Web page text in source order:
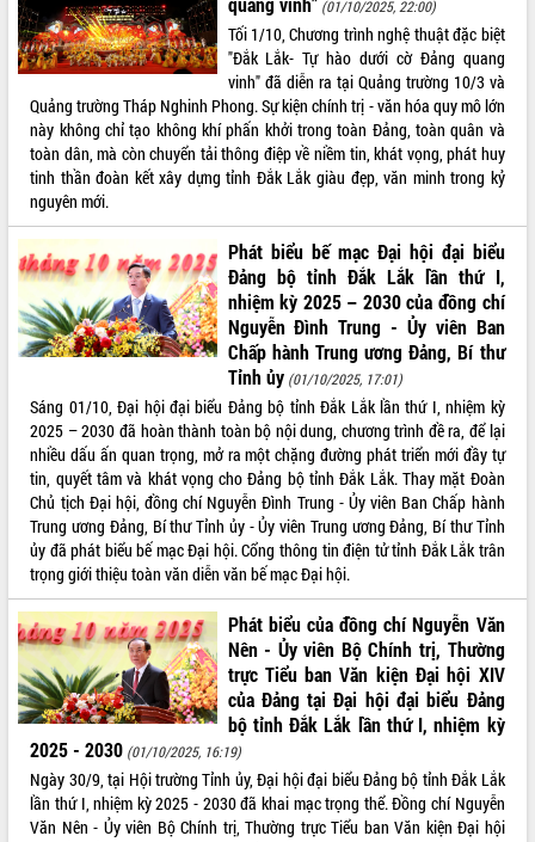
Tháo gỡ những vướng mắc, đẩy mạnh
công tác cải cách thủ tục hành chính
tại Trung tâm Phục vụ hành chính
công tỉnh
Đắk Lắk: Tôn vinh 46 giải pháp tại Hội
thi Sáng tạo Kỹ thuật 2024 - 2025
Đắk Lắk rà soát, điều chỉnh Đề án 190
về phát triển nuôi trồng thủy sản
Phó Chủ tịch UBND tỉnh Đắk Lắk
Trương Công Thái kiểm tra thực địa
Dự án cao tốc Khánh Hòa - Buôn Ma
Thuột
Định vị cà phê Việt Nam như một “di
sản sống” trong dòng chảy toàn cầu
Xây dựng nông thôn mới: Nâng cao đời
sống người dân từ những mô hình thiết
thực
Quyết liệt tháo gỡ vướng mắc, đẩy
nhanh tiến độ các dự án trọng điểm
trong Khu kinh tế Nam Phú Yên
Hòn Yến phát triển du lịch gắn với bảo
tồn biển
Lấy ý kiến điều chỉnh Quy hoạch tỉnh
Đắk Lắk thời kỳ 2021-2030, tầm nhìn
đến năm 2050
Phát động chiến dịch 30 ngày đêm
giải phóng mặt bằng Tuyến đường bộ
ven biển
Đắk Lắk nỗ lực thúc đẩy tăng trưởng
kinh tế từ 10% trở lên trong Quý
II/2026
Đắk Lắk ký kết thỏa thuận hợp tác về
(01/10/2025, 22:00)
Tối 1/10, Chương trình nghệ thuật đặc biệt
"Đắk Lắk- Tự hào dưới cờ Đảng quang
vinh" đã diễn ra tại Quảng trường 10/3 và
Quảng trường Tháp Nghinh Phong. Sự kiện chính trị - văn hóa quy mô lớn
này không chỉ tạo không khí phấn khởi trong toàn Đảng, toàn quân và
toàn dân, mà còn chuyển tải thông điệp về niềm tin, khát vọng, phát huy
tinh thần đoàn kết xây dựng tỉnh Đắk Lắk giàu đẹp, văn minh trong kỷ
nguyên mới.
Phát biểu bế mạc Đại hội đại biểu
Đảng bộ tỉnh Đắk Lắk lần thứ I,
nhiệm kỳ 2025 – 2030 của đồng chí
Nguyễn Đình Trung - Ủy viên Ban
Chấp hành Trung ương Đảng, Bí thư
Tỉnh ủy (01/10/2025, 17:01)
Sáng 01/10, Đại hội đại biểu Đảng bộ tỉnh Đắk Lắk lần thứ I, nhiệm kỳ
2025 – 2030 đã hoàn thành toàn bộ nội dung, chương trình đề ra, để lại
nhiều dấu ấn quan trọng, mở ra một chặng đường phát triển mới đầy tự
tin, quyết tâm và khát vọng cho Đảng bộ tỉnh Đắk Lắk. Thay mặt Đoàn
Chủ tịch Đại hội, đồng chí Nguyễn Đình Trung - Ủy viên Ban Chấp hành
Trung ương Đảng, Bí thư Tỉnh ủy - Ủy viên Trung ương Đảng, Bí thư Tỉnh
ủy đã phát biểu bế mạc Đại hội. Cổng thông tin điện tử tỉnh Đắk Lắk trân
trọng giới thiệu toàn văn diễn văn bế mạc Đại hội.
Phát biểu của đồng chí Nguyễn Văn
Nên - Ủy viên Bộ Chính trị, Thường
trực Tiểu ban Văn kiện Đại hội XIV
của Đảng tại Đại hội đại biểu Đảng
bộ tỉnh Đắk Lắk lần thứ I, nhiệm kỳ
2025 - 2030 (01/10/2025, 16:19)
Ngày 30/9, tại Hội trường Tỉnh ủy, Đại hội đại biểu Đảng bộ tỉnh Đắk Lắk
lần thứ I, nhiệm kỳ 2025 - 2030 đã khai mạc trọng thể. Đồng chí Nguyễn
Văn Nên - Ủy viên Bộ Chính trị, Thường trực Tiểu ban Văn kiện Đại hội